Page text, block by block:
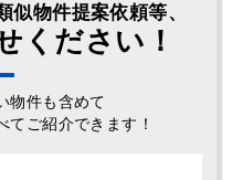
似物件提案依頼等、
ください！
物件も含めて
てご紹介できます！